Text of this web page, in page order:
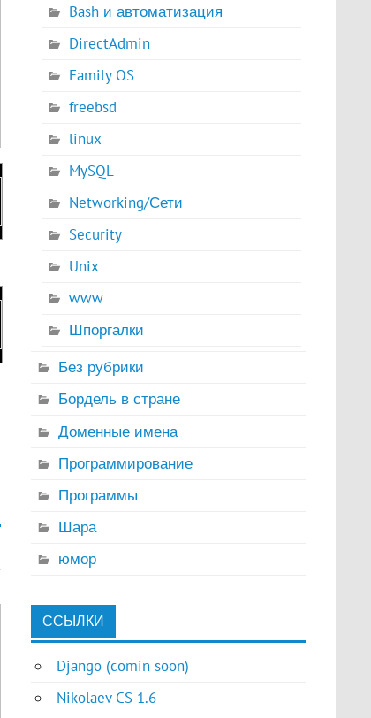
Bash и автоматизация
DirectAdmin
Family OS
freebsd
linux
MySQL
Networking/Сети
Security
Unix
www
Шпоргалки
Без рубрики
Бордель в стране
Доменные имена
Программирование
Программы
Шара
юмор
ССЫЛКИ
Django (comin soon)
Nikolaev CS 1.6